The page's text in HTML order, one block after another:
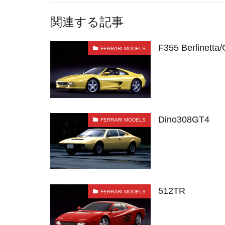
関連する記事
FERRARI MODELS F355 Berlinetta/
FERRARI MODELS Dino308GT4
FERRARI MODELS 512TR